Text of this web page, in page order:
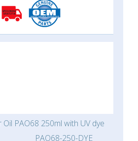
PAO68 250ml with UV dye
PAO68-250-DYE